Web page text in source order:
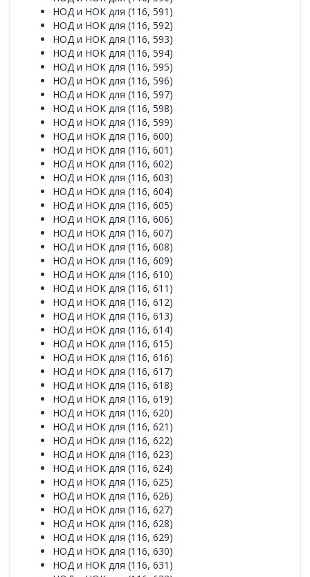
НОД и НОК для (116, 591)
НОД и НОК для (116, 592)
НОД и НОК для (116, 593)
НОД и НОК для (116, 594)
НОД и НОК для (116, 595)
НОД и НОК для (116, 596)
НОД и НОК для (116, 597)
НОД и НОК для (116, 598)
НОД и НОК для (116, 599)
НОД и НОК для (116, 600)
НОД и НОК для (116, 601)
НОД и НОК для (116, 602)
НОД и НОК для (116, 603)
НОД и НОК для (116, 604)
НОД и НОК для (116, 605)
НОД и НОК для (116, 606)
НОД и НОК для (116, 607)
НОД и НОК для (116, 608)
НОД и НОК для (116, 609)
НОД и НОК для (116, 610)
НОД и НОК для (116, 611)
НОД и НОК для (116, 612)
НОД и НОК для (116, 613)
НОД и НОК для (116, 614)
НОД и НОК для (116, 615)
НОД и НОК для (116, 616)
НОД и НОК для (116, 617)
НОД и НОК для (116, 618)
НОД и НОК для (116, 619)
НОД и НОК для (116, 620)
НОД и НОК для (116, 621)
НОД и НОК для (116, 622)
НОД и НОК для (116, 623)
НОД и НОК для (116, 624)
НОД и НОК для (116, 625)
НОД и НОК для (116, 626)
НОД и НОК для (116, 627)
НОД и НОК для (116, 628)
НОД и НОК для (116, 629)
НОД и НОК для (116, 630)
НОД и НОК для (116, 631)